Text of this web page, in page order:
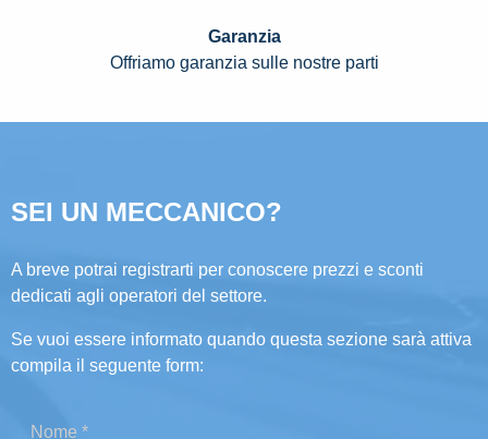
Garanzia
Offriamo garanzia sulle nostre parti
SEI UN MECCANICO?
A breve potrai registrarti per conoscere prezzi e sconti
dedicati agli operatori del settore.
Se vuoi essere informato quando questa sezione sarà attiva
compila il seguente form: